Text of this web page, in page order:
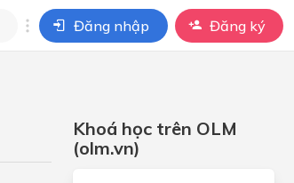
Đăng nhập Đăng ký
Khoá học trên OLM
(olm.vn)